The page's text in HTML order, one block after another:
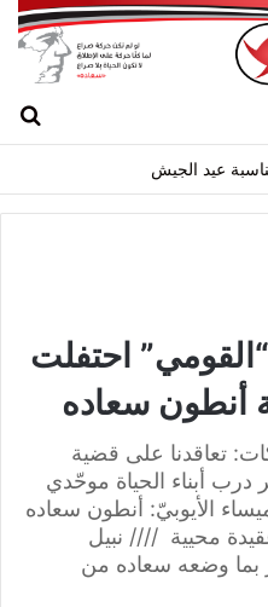
احتفلت
أنطون سعاده
تعاقدنا على قضية
درب أبناء الحياة موحّدي
الأيوبيّ: أنطون سعاده
محيية //// نبيل
بما وضعه سعاده من